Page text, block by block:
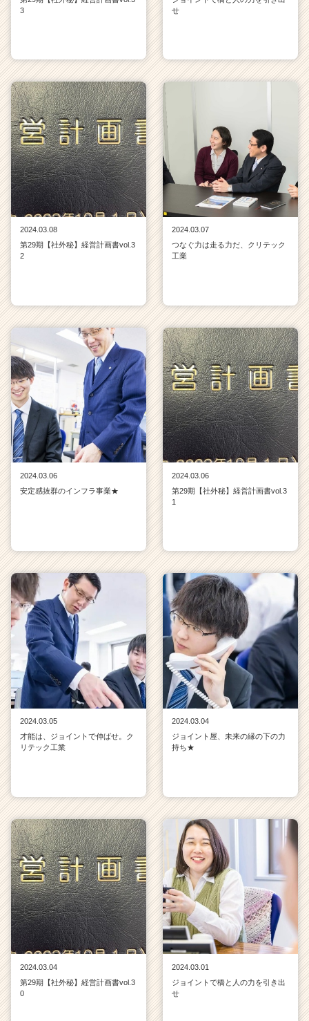
3
せ
2024.03.08
第29期【社外秘】経営計画書vol.3
2
2024.03.07
つなぐ力は走る力だ、クリテック
工業
2024.03.06
安定感抜群のインフラ事業★
2024.03.06
第29期【社外秘】経営計画書vol.3
1
2024.03.05
才能は、ジョイントで伸ばせ。ク
リテック工業
2024.03.04
ジョイント屋、未来の縁の下の力
持ち★
2024.03.04
第29期【社外秘】経営計画書vol.3
0
2024.03.01
ジョイントで橋と人の力を引き出
せ